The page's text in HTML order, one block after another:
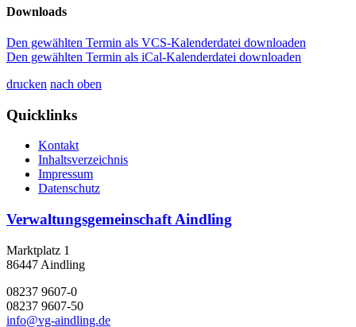
Downloads
Den gewählten Termin als VCS-Kalenderdatei downloaden
Den gewählten Termin als iCal-Kalenderdatei downloaden
drucken nach oben
Quicklinks
Kontakt
Inhaltsverzeichnis
Impressum
Datenschutz
Verwaltungsgemeinschaft Aindling
Marktplatz 1
86447 Aindling
08237 9607-0
08237 9607-50
info@vg-aindling.de